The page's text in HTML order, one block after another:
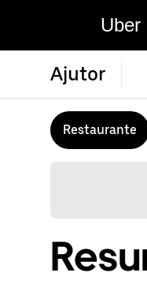
Uber
Ajutor
Restaurante